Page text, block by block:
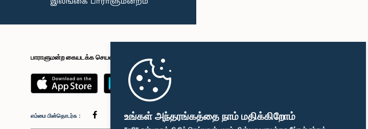
உங்கள் அந்தரங்கத்தை நாம் மதிக்கிறோம்
பாராளுமன்ற கையடக்க செயலி
எம்மை பின்தொடர்க :